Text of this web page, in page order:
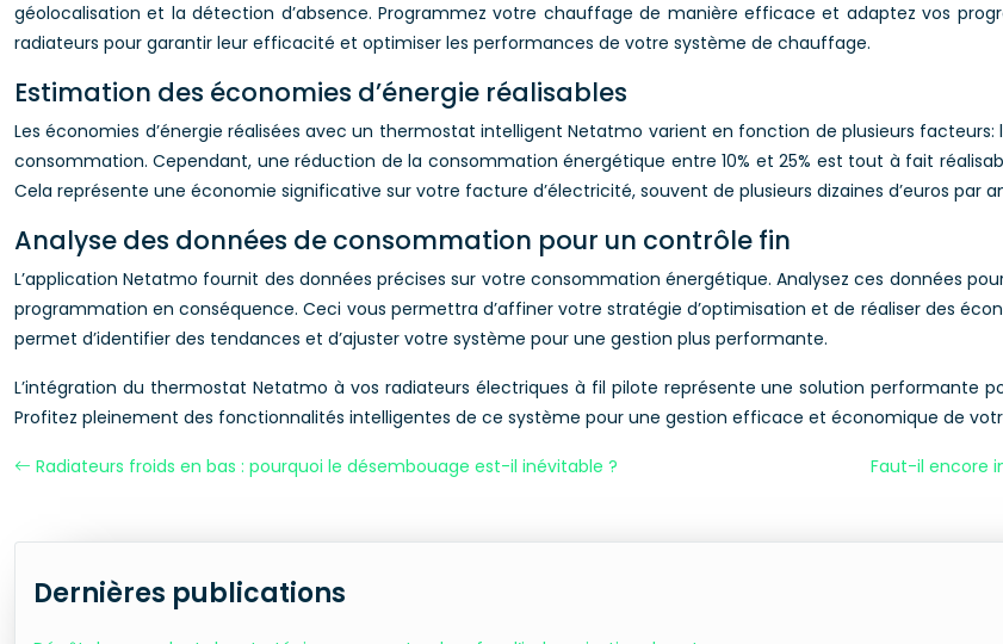
géolocalisation et la détection d’absence. Programmez votre chauffage de manière efficace et adaptez vos
radiateurs pour garantir leur efficacité et optimiser les performances de votre système de chauffage.
Estimation des économies d’énergie réalisables
Les économies d’énergie réalisées avec un thermostat intelligent Netatmo varient en fonction de plusieurs
consommation. Cependant, une réduction de la consommation énergétique entre 10% et 25% est tout à fait
Cela représente une économie significative sur votre facture d’électricité, souvent de plusieurs dizaines d’euros par
Analyse des données de consommation pour un contrôle fin
L’application Netatmo fournit des données précises sur votre consommation énergétique. Analysez ces données
programmation en conséquence. Ceci vous permettra d’affiner votre stratégie d’optimisation et de réaliser des
permet d’identifier des tendances et d’ajuster votre système pour une gestion plus performante.
L’intégration du thermostat Netatmo à vos radiateurs électriques à fil pilote représente une solution performante
Profitez pleinement des fonctionnalités intelligentes de ce système pour une gestion efficace et économique de
Radiateurs froids en bas : pourquoi le désembouage est-il inévitable ? Faut-il encore
Dernières publications